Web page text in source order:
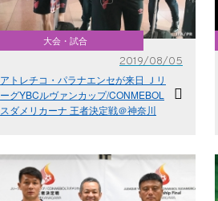
大会・試合
2019/08/05
アトレチコ・パラナエンセが来日 Ｊリ
ーグYBCルヴァンカップ/CONMEBOL
スダメリカーナ 王者決定戦＠神奈川